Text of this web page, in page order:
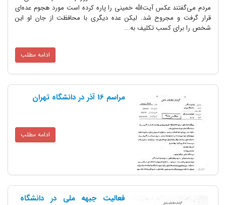
عکس آیت‌اللّه‌ خمینى را پاره کرده است مورد هجوم عده‌اى
شد. لیکن عده دیگرى با محافظت از جان او این
کسب تکلیف به...
مراسم 16 آذر در دانشگاه تهران
فعالیت جبهه ملی در دانشگاه